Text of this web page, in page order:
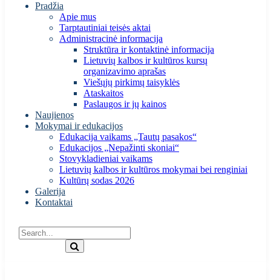
Pradžia
Apie mus
Tarptautiniai teisės aktai
Administracinė informacija
Struktūra ir kontaktinė informacija
Lietuvių kalbos ir kultūros kursų
organizavimo aprašas
Viešųjų pirkimų taisyklės
Ataskaitos
Paslaugos ir jų kainos
Naujienos
Mokymai ir edukacijos
Edukacija vaikams „Tautų pasakos“
Edukacijos „Nepažinti skoniai“
Stovykladieniai vaikams
Lietuvių kalbos ir kultūros mokymai bei renginiai
Kultūrų sodas 2026
Galerija
Kontaktai